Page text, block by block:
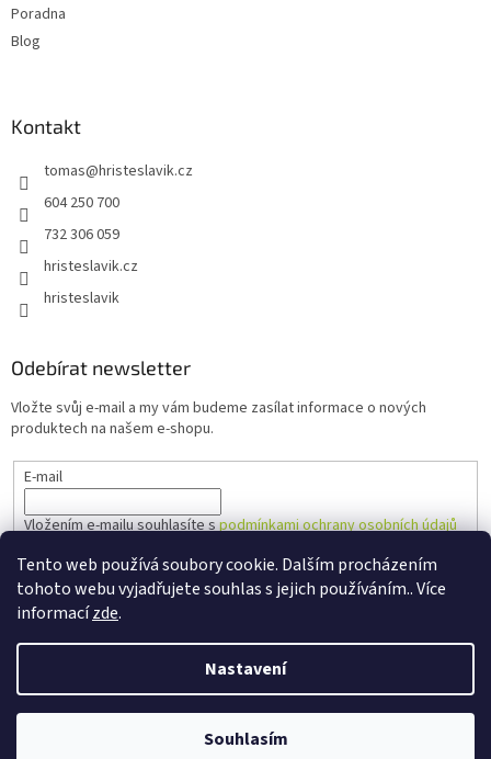
Tento web používá soubory cookie. Dalším procházením
tohoto webu vyjadřujete souhlas s jejich používáním.. Více
informacízde.
Nastavení
Souhlasím
Poradna
Blog
Kontakt
tomas@hristeslavik.cz
604 250 700
732 306 059
hristeslavik.cz
hristeslavik
Odebírat newsletter
Vložte svůj e-mail a my vám budeme zasílat informace o nových
produktech na našem e-shopu.
E-mail
Vložením e-mailu souhlasíte spodmínkami ochrany osobních údajů
PŘIHLÁSIT SE
Vytvořil Shoptet
Hřiště Slavík. Všechna práva vyhrazena.